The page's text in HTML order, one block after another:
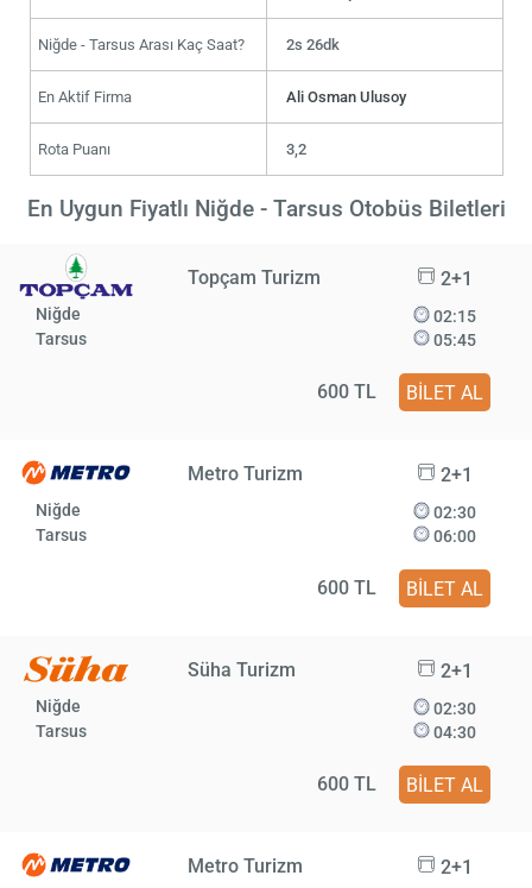
Niğde - Tarsus Arası Kaç Saat? 2s 26dk
En Aktif Firma Ali Osman Ulusoy
Rota Puanı 3,2
En Uygun Fiyatlı Niğde - Tarsus Otobüs Biletleri
Topçam Turizm 2+1
Niğde
Tarsus
02:15
05:45
600 TL BİLET AL
Metro Turizm 2+1
Niğde
Tarsus
02:30
06:00
600 TL BİLET AL
Süha Turizm 2+1
Niğde
Tarsus
02:30
04:30
600 TL BİLET AL
Metro Turizm 2+1